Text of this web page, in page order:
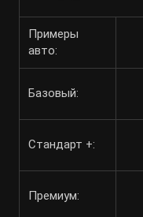
Примеры
авто:
Базовый:
Стандарт +:
Премиум: